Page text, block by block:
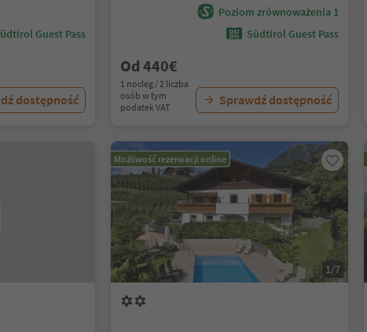
Guest Pass
dostępność
Poziom zrównoważenia 1
Südtirol Guest Pass
Od 440€
1 nocleg / 2 liczba
osób w tym
podatek VAT
Sprawdź dostępność
Możliwość rezerwacji online
1/7